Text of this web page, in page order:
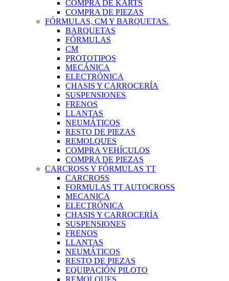
COMPRA DE KARTS
COMPRA DE PIEZAS
FÓRMULAS, CM Y BARQUETAS.
BARQUETAS
FÓRMULAS
CM
PROTOTIPOS
MECÁNICA
ELECTRÓNICA
CHASIS Y CARROCERÍA
SUSPENSIONES
FRENOS
LLANTAS
NEUMÁTICOS
RESTO DE PIEZAS
REMOLQUES
COMPRA VEHÍCULOS
COMPRA DE PIEZAS
CARCROSS Y FÓRMULAS TT
CARCROSS
FORMULAS TT AUTOCROSS
MECANICA
ELECTRÓNICA
CHASIS Y CARROCERÍA
SUSPENSIONES
FRENOS
LLANTAS
NEUMÁTICOS
RESTO DE PIEZAS
EQUIPACIÓN PILOTO
REMOLQUES